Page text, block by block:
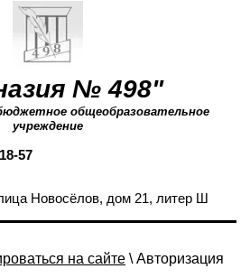
№ 498"
общеобразовательное
учреждение
57
Новосёлов, дом 21, литер Ш
на сайте \ Авторизация